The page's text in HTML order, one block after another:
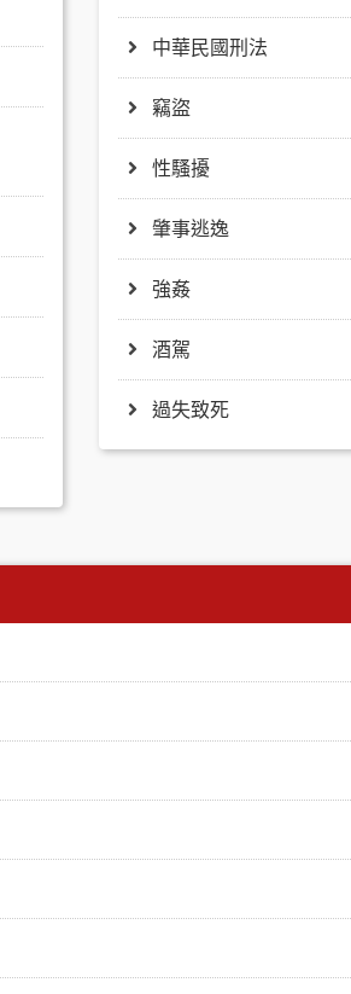
中華民國刑法
竊盜
性騷擾
肇事逃逸
強姦
酒駕
過失致死